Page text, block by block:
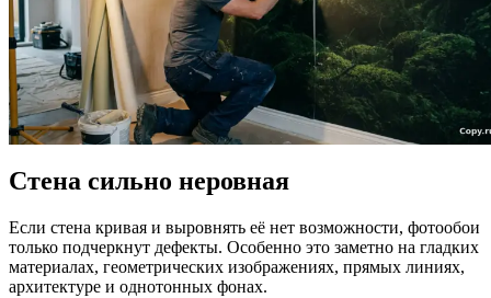
Стена сильно неровная
Если стена кривая и выровнять её нет возможности, фотообои
только подчеркнут дефекты. Особенно это заметно на гладких
материалах, геометрических изображениях, прямых линиях,
архитектуре и однотонных фонах.